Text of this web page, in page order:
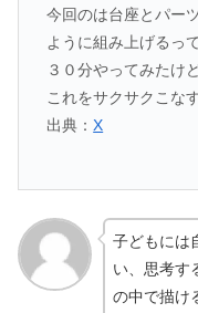
今回のは台座とパー
ように組み上げるっ
３０分やってみたけ
これをサクサクこな
出典：X
子どもには
い、思考す
の中で描け